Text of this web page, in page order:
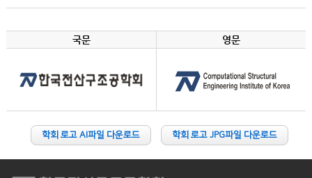
국문 영문
학회 로고 AI파일 다운로드 학회 로고 JPG파일 다운로드